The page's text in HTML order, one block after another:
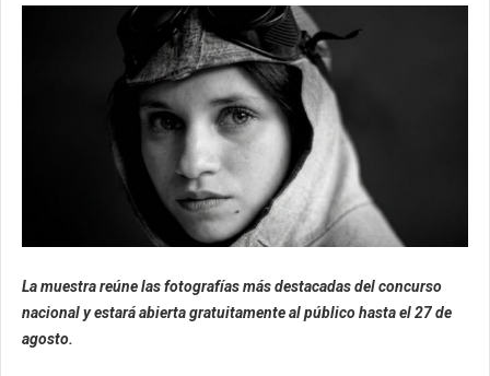
La muestra reúne las fotografías más destacadas del concurso
nacional y estará abierta gratuitamente al público hasta el 27 de
agosto.